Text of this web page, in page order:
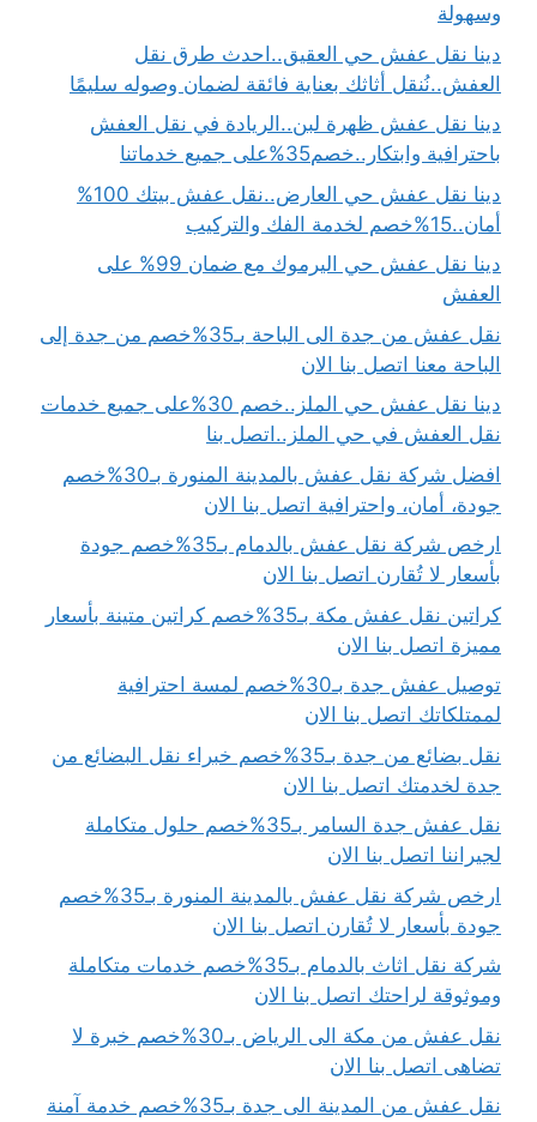
وسهولة
دينا نقل عفش حي العقيق..احدث طرق نقل
العفش..نُنقل أثاثك بعناية فائقة لضمان وصوله سليمًا
دينا نقل عفش ظهرة لبن..الريادة في نقل العفش
باحترافية وابتكار..خصم35%على جميع خدماتنا
دينا نقل عفش حي العارض..نقل عفش بيتك 100%
أمان..15%خصم لخدمة الفك والتركيب
دينا نقل عفش حي اليرموك مع ضمان 99% على
العفش
نقل عفش من جدة الى الباحة بـ35%خصم من جدة إلى
الباحة معنا اتصل بنا الان
دينا نقل عفش حي الملز..خصم 30%على جميع خدمات
نقل العفش في حي الملز..اتصل بنا
افضل شركة نقل عفش بالمدينة المنورة بـ30%خصم
جودة، أمان، واحترافية اتصل بنا الان
ارخص شركة نقل عفش بالدمام بـ35%خصم جودة
بأسعار لا تُقارن اتصل بنا الان
كراتين نقل عفش مكة بـ35%خصم كراتين متينة بأسعار
مميزة اتصل بنا الان
توصيل عفش جدة بـ30%خصم لمسة احترافية
لممتلكاتك اتصل بنا الان
نقل بضائع من جدة بـ35%خصم خبراء نقل البضائع من
جدة لخدمتك اتصل بنا الان
نقل عفش جدة السامر بـ35%خصم حلول متكاملة
لجيراننا اتصل بنا الان
ارخص شركة نقل عفش بالمدينة المنورة بـ35%خصم
جودة بأسعار لا تُقارن اتصل بنا الان
شركة نقل اثاث بالدمام بـ35%خصم خدمات متكاملة
وموثوقة لراحتك اتصل بنا الان
نقل عفش من مكة الى الرياض بـ30%خصم خبرة لا
تضاهى اتصل بنا الان
نقل عفش من المدينة الى جدة بـ35%خصم خدمة آمنة